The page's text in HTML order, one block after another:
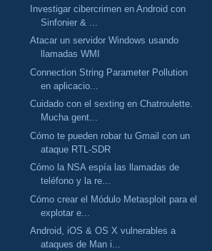
Investigar cibercrimen en Android con
Sinfonier & ...
Atacar un servidor Windows usando
llamadas WMI
Connection String Parameter Pollution
en aplicacio...
Cuidado con el sexting en Chatroulette.
Mucha gent...
Cómo te pueden robar tu Gmail con un
ataque RTL-SDR
Cómo la NSA espía las llamadas de
teléfono y la re...
Cómo crear el Módulo Metasploit para el
explotar e...
Android, iOS & OS X vulnerables a
ataques de Man i...